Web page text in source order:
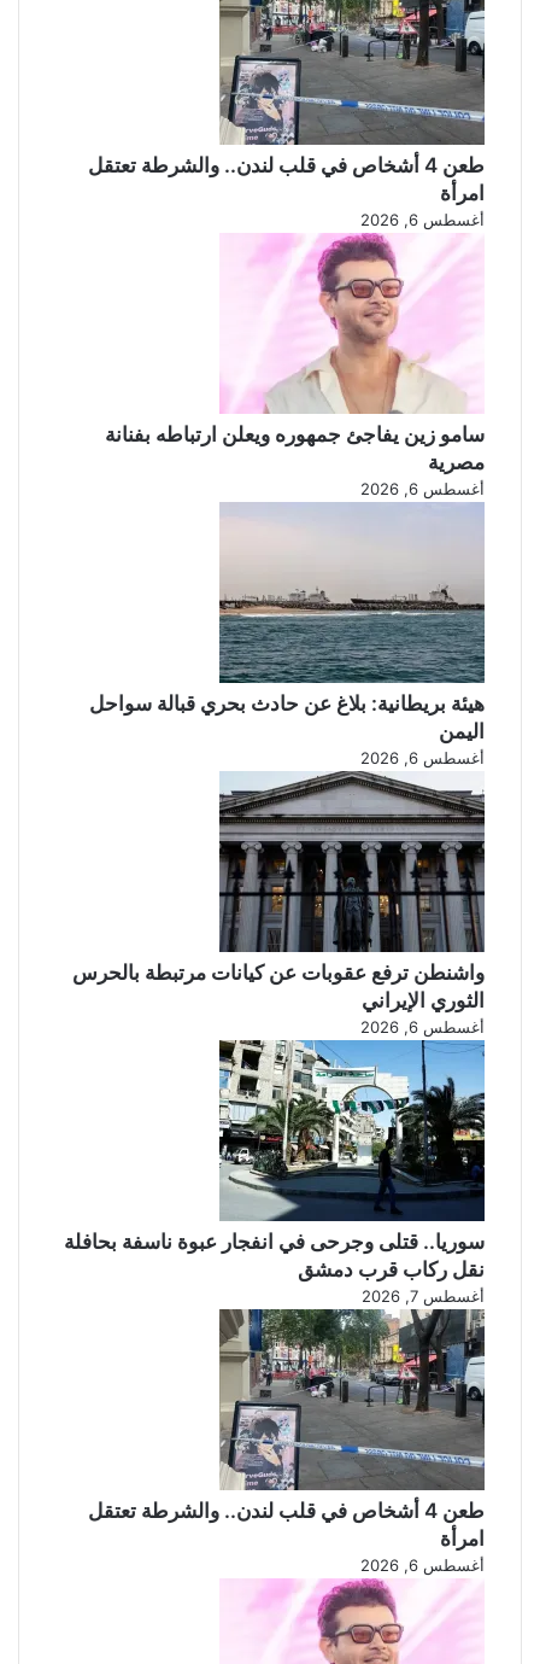
د
إ
س
ر
ا
ئ
ي
ن
ي
ا
ا
ل
طعن 4 أشخاص في قلب لندن.. والشرطة تعتقل
امرأة
أغسطس 6, 2026
سامو زين يفاجئ جمهوره ويعلن ارتباطه بفنانة
مصرية
أغسطس 6, 2026
هيئة بريطانية: بلاغ عن حادث بحري قبالة سواحل
اليمن
أغسطس 6, 2026
واشنطن ترفع عقوبات عن كيانات مرتبطة بالحرس
الثوري الإيراني
أغسطس 6, 2026
سوريا.. قتلى وجرحى في انفجار عبوة ناسفة بحافلة
نقل ركاب قرب دمشق
أغسطس 7, 2026
طعن 4 أشخاص في قلب لندن.. والشرطة تعتقل
امرأة
أغسطس 6, 2026